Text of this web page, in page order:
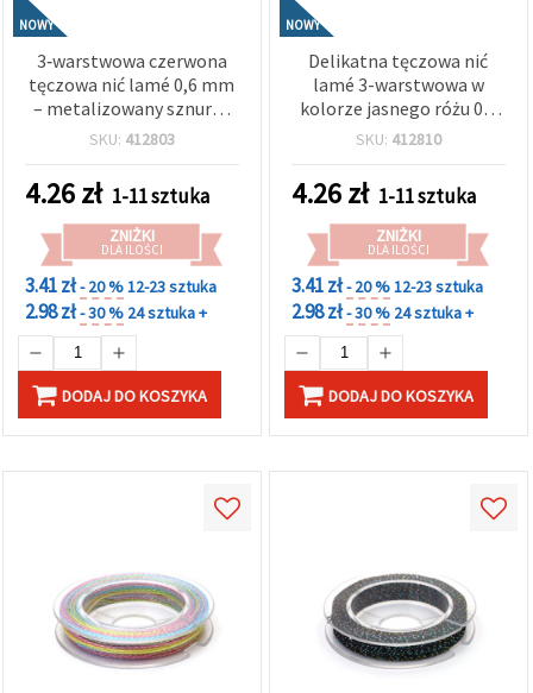
NOWY
3‑warstwowa czerwona
tęczowa nić lamé 0,6 mm
– metalizowany sznurek
dekoracyjny do rękodzieła,
SKU: 412803
4.26zł 1-11 sztuka
ZNIŻKI
DLA ILOŚCI
3.41 zł- 20 %12-23 sztuka
2.98 zł- 30 % 24 sztuka +
DODAJ DO KOSZYKA
NOWY
Delikatna tęczowa nić
lamé 3-warstwowa w
kolorze jasnego różu 0,6
mm – miękki, błyszczący i
rękodzieła, ok. 10 m rolka
SKU: 412810
4.26zł 1-11 sztuka
ZNIŻKI
DLA ILOŚCI
3.41 zł- 20 %12-23 sztuka
2.98 zł- 30 % 24 sztuka +
DODAJ DO KOSZYKA